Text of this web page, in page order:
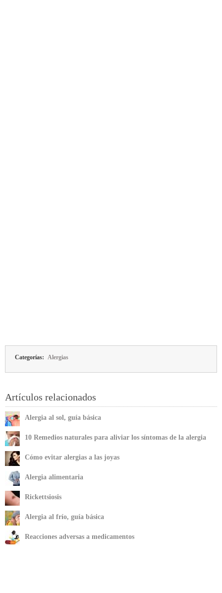
Categorías: Alergias
Artículos relacionados
Alergia al sol, guía básica
10 Remedios naturales para aliviar los síntomas de la alergia
Cómo evitar alergias a las joyas
Alergia alimentaria
Rickettsiosis
Alergia al frío, guía básica
Reacciones adversas a medicamentos